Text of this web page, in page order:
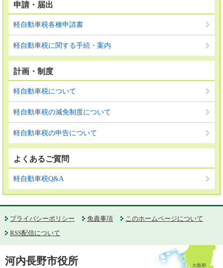
申請・届出
軽自動車税各種申請書
軽自動車税に関する手続・案内
計画・制度
軽自動車税について
軽自動車税の減免制度について
軽自動車税の申告について
よくあるご質問
軽自動車税Q&A
プライバシーポリシー 免責事項
このホームページについて
RSS配信について
河内長野市役所